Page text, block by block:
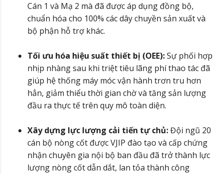
Cán 1 và Mạ 2 mà đã được áp dụng đồng bộ,
chuẩn hóa cho 100% các dây chuyền sản xuất và
bộ phận hỗ trợ khác.
Tối ưu hóa hiệu suất thiết bị (OEE):Sự phối hợp
nhịp nhàng sau khi triệt tiêu lãng phí thao tác đã
giúp hệ thống máy móc vận hành trơn tru hơn
hẳn, giảm thiểu thời gian chờ và tăng sản lượng
đầu ra thực tế trên quy mô toàn diện.
Xây dựng lực lượng cải tiến tự chủ:Đội ngũ 20
cán bộ nòng cốt được VJIP đào tạo và cấp chứng
nhận chuyên gia nội bộ ban đầu đã trở thành lực
lượng nòng cốt dẫn dắt, lan tỏa thành công